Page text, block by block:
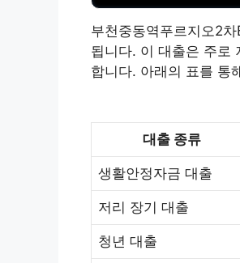
부천중동역푸르지오2
됩니다. 이 대출은 주로
합니다. 아래의 표를 통
대출 종류
생활안정자금 대출
저리 장기 대출
청년 대출